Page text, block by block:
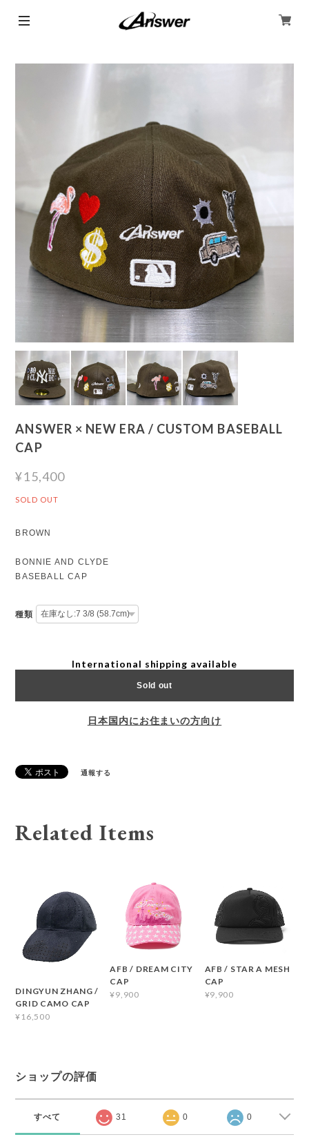
ANSWER × NEW ERA / CUSTOM BASEBALL
CAP
¥15,400
SOLD OUT
BROWN
BONNIE AND CLYDE
BASEBALL CAP
種類
International shipping available
Sold out
日本国内にお住まいの方向け
通報する
Related Items
DINGYUN ZHANG /
GRID CAMO CAP
¥16,500
AFB / DREAM CITY
CAP
¥9,900
AFB / STAR A MESH
CAP
¥9,900
ショップの評価
すべて 31 0 0